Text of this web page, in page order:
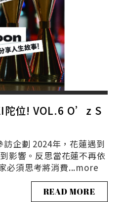
陀位! VOL.6 O’z S
劃 2024年，花蓮遇到
影響。反思當花蓮不再依
必須思考將消費...more
READ MORE